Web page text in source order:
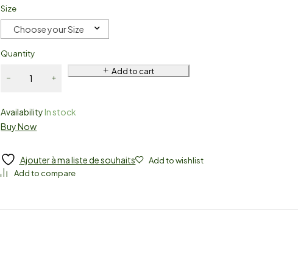
Size
Choose your Size
Quantity
Add to cart
AvailabilityIn stock
Buy Now
Ajouter à ma liste de souhaits